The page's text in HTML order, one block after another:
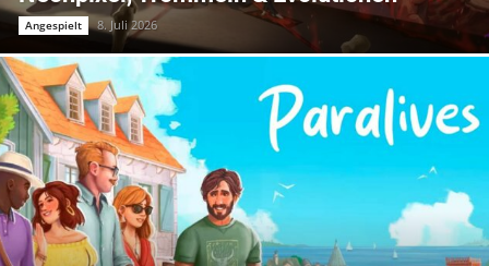
Angespielt 8. Juli 2026